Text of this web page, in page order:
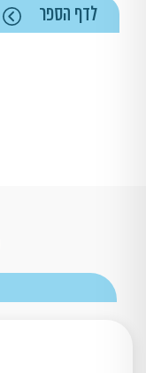
לדף הספר